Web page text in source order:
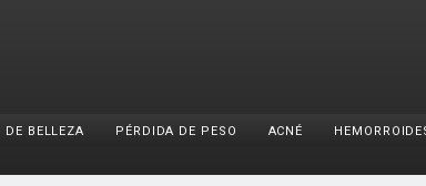
DE BELLEZA PÉRDIDA DE PESO ACNÉ